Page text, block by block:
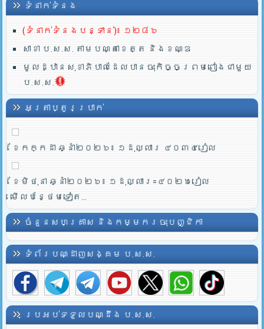
ទំនាក់ទំនង
(ទំនាក់ទំនងបន្ទាន់)៖ ១២៨៦
សាខា ប.ស.ស. តាមបណ្តាខេត្ត និងខណ្ឌ
មូលដ្ឋានសុខាភិបាលដែលបានចុះកិច្ចព្រមពៀងជាមួយ
ប.ស.ស.
អត្រាប្តូរប្រាក់
ខែកក្កដា ឆ្នាំ២០២៦៖ ១ដុល្លារ ៤០៣៤រៀល
ខែមិថុនា ឆ្នាំ២០២៦៖ ១ដុល្លារ=៤០២៦រៀល
មើលបន្ថែមទៀត...
ចំនួនសហគ្រាស និងកម្មករចុះបញ្ជិកា
ទំព័របណ្ដាញសង្គម ប.ស.ស.
ប្រអប់ទទួលបណ្ដឹង ប.ស.ស.